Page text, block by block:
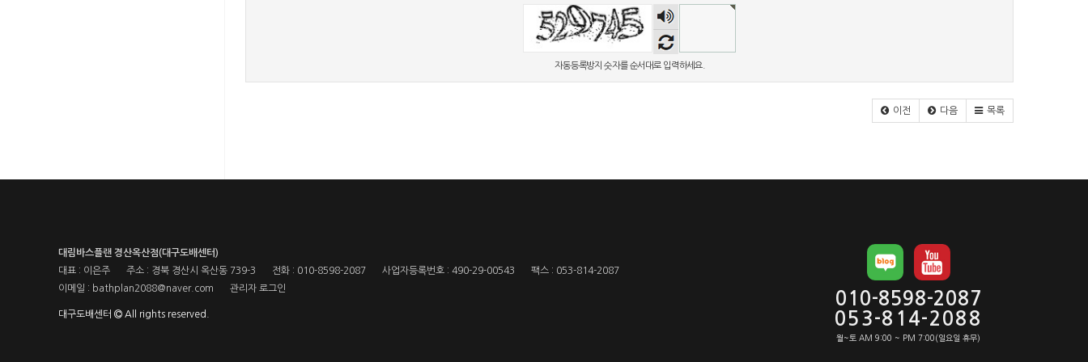
숫자
듣기
자동등록방지 숫자를 순서대로 입력하세요.
이전 다음 목록
대림바스플랜 경산옥산점(대구도배센터)
대표 : 이은주
주소 : 경북 경산시 옥산동 739-3 전화 : 010-8598-2087 사업자등록번호 : 490-29-00543
팩스 : 053-814-2087
이메일 : bathplan2088@naver.com
관리자 로그인
대구도배센터 All rights reserved.
010-8598-2087
053-814-2088
월~토 AM 9:00 ~ PM 7:00(일요일 휴무)